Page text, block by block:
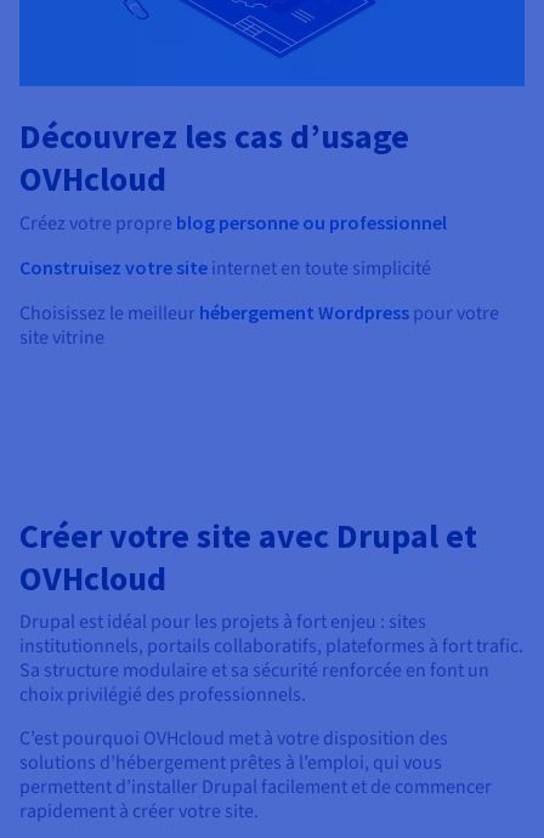
Découvrez les cas d’usage
OVHcloud
Créez votre propre blog personne ou professionnel
Construisez votre site internet en toute simplicité
Choisissez le meilleur hébergement Wordpress pour votre
site vitrine
Créer votre site avec Drupal et
OVHcloud
Drupal est idéal pour les projets à fort enjeu : sites
institutionnels, portails collaboratifs, plateformes à fort trafic.
Sa structure modulaire et sa sécurité renforcée en font un
choix privilégié des professionnels.
C’est pourquoi OVHcloud met à votre disposition des
solutions d’hébergement prêtes à l’emploi, qui vous
permettent d’installer Drupal facilement et de commencer
rapidement à créer votre site.